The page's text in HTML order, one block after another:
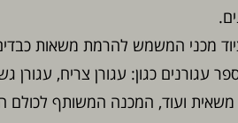
מכני המשמש להרמת משאות
עגורנים כגון: עגורן צריח, עגורן
משאית ועוד, המכנה המשותף לכולם